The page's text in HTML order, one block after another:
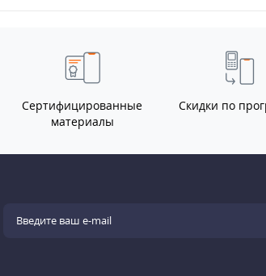
Сертифицированные
материалы
Скидки по